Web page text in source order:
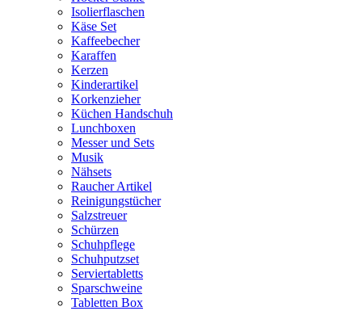
Isolierflaschen
Käse Set
Kaffeebecher
Karaffen
Kerzen
Kinderartikel
Korkenzieher
Küchen Handschuh
Lunchboxen
Messer und Sets
Musik
Nähsets
Raucher Artikel
Reinigungstücher
Salzstreuer
Schürzen
Schuhpflege
Schuhputzset
Serviertabletts
Sparschweine
Tabletten Box